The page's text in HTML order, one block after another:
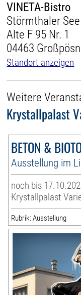
VINETA-Bistro
Störmthaler See
Alte F 95 Nr. 1
04463
Standort anzeigen
Weitere
Krystallpalast
BETON &
Ausstellung im
noch bis
Krystallpalast
Rubrik: Ausstellung